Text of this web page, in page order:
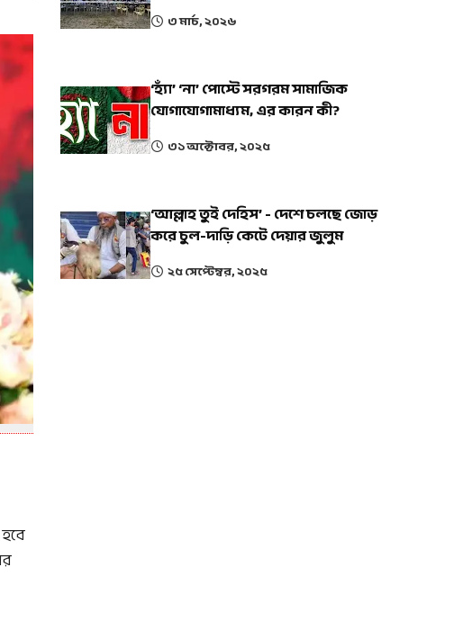
৩ মার্চ, ২০২৬
‘হ্যাঁ’ ‘না’ পোস্টে সরগরম সামাজিক
যোগাযোগামাধ্যম, এর কারন কী?
৩১ অক্টোবর, ২০২৫
‘আল্লাহ তুই দেহিস’ - দেশে চলছে জোড়
করে চুল-দাড়ি কেটে দেয়ার জুলুম
২৫ সেপ্টেম্বর, ২০২৫